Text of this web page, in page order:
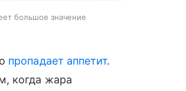
большое значение
пропадает аппетит.
когда жара